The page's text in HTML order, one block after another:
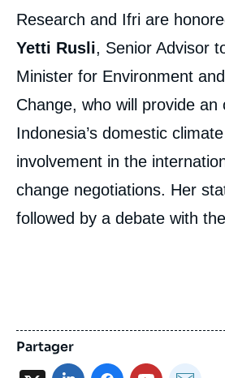
Research and Ifri are
Yetti Rusli, Senior Advisor
Minister for Environment
Change, who will provide an
Indonesia’s domestic
involvement in the
change negotiations. Her
followed by a debate with
Partager